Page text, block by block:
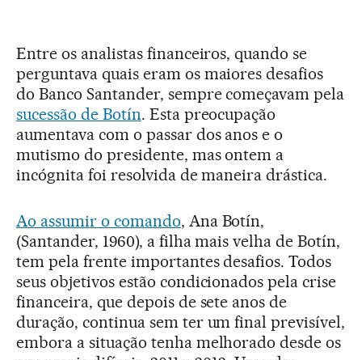
Entre os analistas financeiros, quando se
perguntava quais eram os maiores desafios
do Banco Santander, sempre começavam pela
sucessão de Botín. Esta preocupação
aumentava com o passar dos anos e o
mutismo do presidente, mas ontem a
incógnita foi resolvida de maneira drástica.
Ao assumir o comando, Ana Botín,
(Santander, 1960), a filha mais velha de Botín,
tem pela frente importantes desafios. Todos
seus objetivos estão condicionados pela crise
financeira, que depois de sete anos de
duração, continua sem ter um final previsível,
embora a situação tenha melhorado desde os